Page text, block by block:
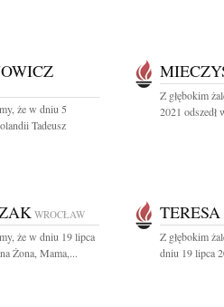
że w dniu 5
Tadeusz
Z głębokim
2021
WROCŁAW
że w dniu 19 lipca
Żona, Mama,...
Z głębokim
dniu 19 lipca